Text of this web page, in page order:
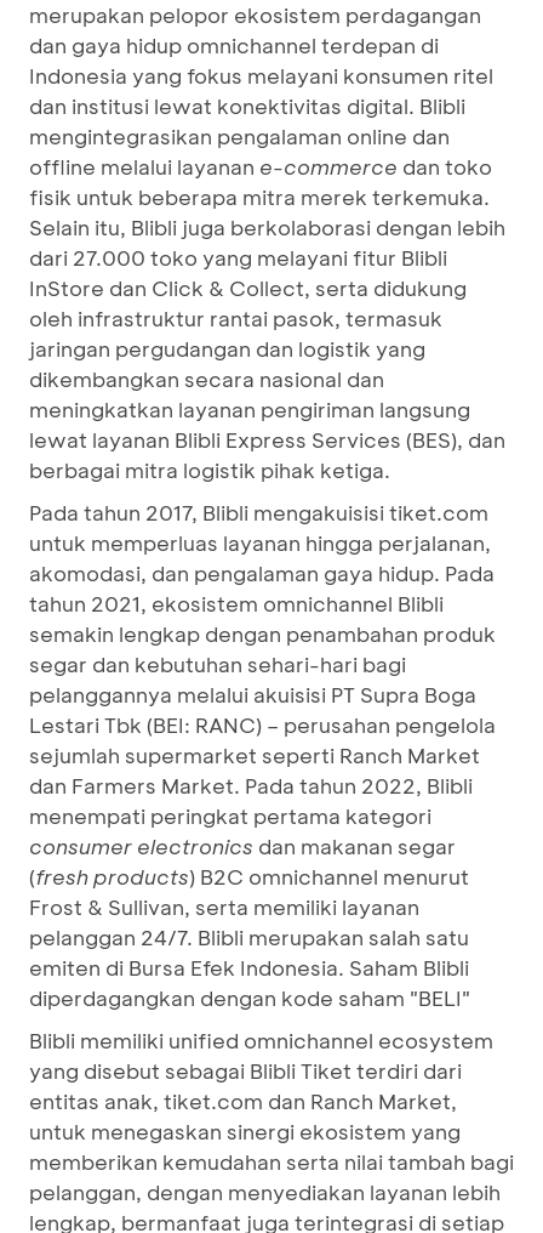
merupakan pelopor ekosistem perdagangan
dan gaya hidup omnichannel terdepan di
Indonesia yang fokus melayani konsumen ritel
dan institusi lewat konektivitas digital. Blibli
mengintegrasikan pengalaman online dan
offline melalui layanan e-commerce dan toko
fisik untuk beberapa mitra merek terkemuka.
Selain itu, Blibli juga berkolaborasi dengan lebih
dari 27.000 toko yang melayani fitur Blibli
InStore dan Click & Collect, serta didukung
oleh infrastruktur rantai pasok, termasuk
jaringan pergudangan dan logistik yang
dikembangkan secara nasional dan
meningkatkan layanan pengiriman langsung
lewat layanan Blibli Express Services (BES), dan
berbagai mitra logistik pihak ketiga.
Pada tahun 2017, Blibli mengakuisisi tiket.com
untuk memperluas layanan hingga perjalanan,
akomodasi, dan pengalaman gaya hidup. Pada
tahun 2021, ekosistem omnichannel Blibli
semakin lengkap dengan penambahan produk
segar dan kebutuhan sehari-hari bagi
pelanggannya melalui akuisisi PT Supra Boga
Lestari Tbk (BEI: RANC) – perusahan pengelola
sejumlah supermarket seperti Ranch Market
dan Farmers Market. Pada tahun 2022, Blibli
menempati peringkat pertama kategori
consumer electronics dan makanan segar
(fresh products) B2C omnichannel menurut
Frost & Sullivan, serta memiliki layanan
pelanggan 24/7. Blibli merupakan salah satu
emiten di Bursa Efek Indonesia. Saham Blibli
diperdagangkan dengan kode saham "BELI"
Blibli memiliki unified omnichannel ecosystem
yang disebut sebagai Blibli Tiket terdiri dari
entitas anak, tiket.com dan Ranch Market,
untuk menegaskan sinergi ekosistem yang
memberikan kemudahan serta nilai tambah bagi
pelanggan, dengan menyediakan layanan lebih
lengkap, bermanfaat juga terintegrasi di setiap